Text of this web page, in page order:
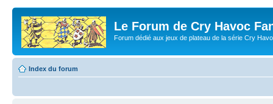
Le Forum de Cry Havoc
Forum dédié aux jeux de plateau de la série Cry
Index du forum